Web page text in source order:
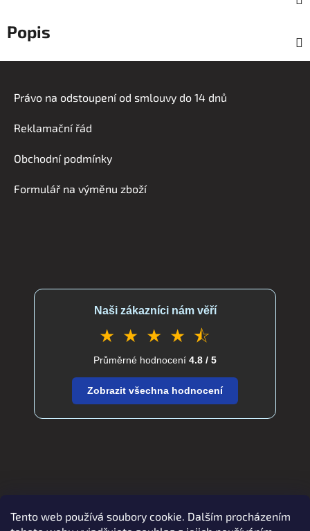
Tento web používá soubory cookie. Dalším procházením
Popis
Právo na odstoupení od smlouvy do 14 dnů
Reklamační řád
Obchodní podmínky
Formulář na výměnu zboží
Naši zákazníci nám věří
★ ★ ★ ★ ⯪
Průměrné hodnocení 4.8 / 5
Zobrazit všechna hodnocení
Zboží.cz Heureka.cz verdatex.cz